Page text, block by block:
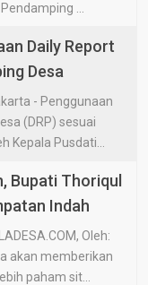
...
Daily Report
Desa
- Penggunaan
(DRP) sesuai
Kepala Pusdati...
Bupati Thoriqul
Indah
Oleh:
akan memberikan
paham sit...